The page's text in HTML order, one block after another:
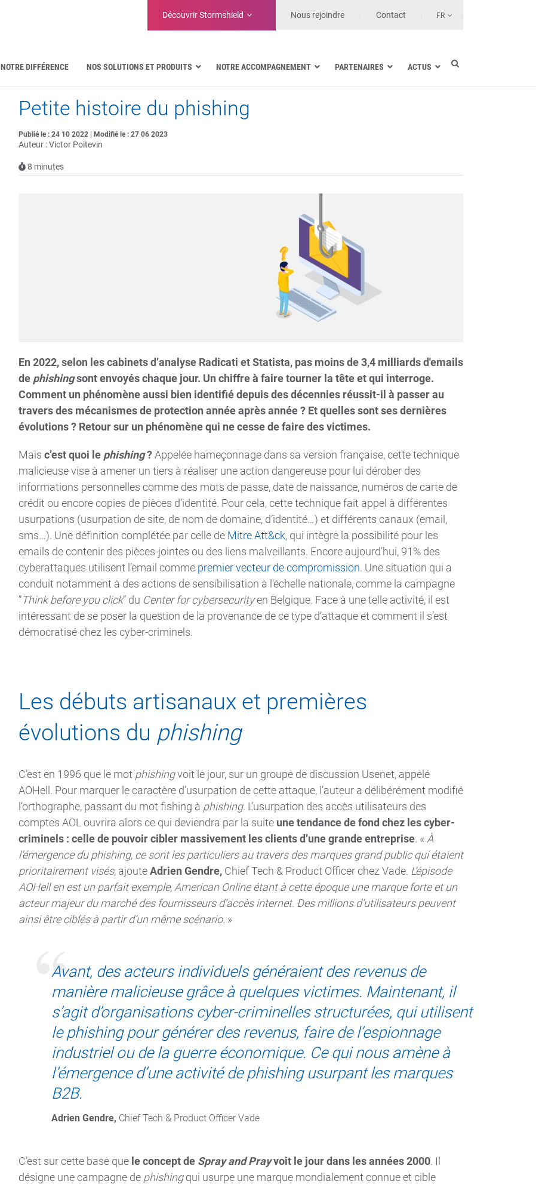
Découvrir Stormshield Nous rejoindre Contact FR
NOTRE DIFFÉRENCE NOS SOLUTIONS ET PRODUITS
Aéronautique
Administrations publiques
Communications critiques
Facility Management & Warehouse
NOTRE ACCOMPAGNEMENT PARTENAIRES ACTUS
Petite histoire du phishing
Publié le : 24 10 2022 | Modifié le : 27 06 2023
Auteur : Victor Poitevin
8 minutes
En 2022, selon les cabinets d’analyse Radicati et Statista, pas moins de 3,4 milliards d'emails
de phishingsont envoyés chaque jour. Un chiffre à faire tourner la tête et qui interroge.
Comment un phénomène aussi bien identifié depuis des décennies réussit-il à passer au
travers des mécanismes de protection année après année ? Et quelles sont ses dernières
évolutions ? Retour sur un phénomène qui ne cesse de faire des victimes.
Mais c’est quoi le phishing?Appelée hameçonnage dans sa version française, cette technique
malicieuse vise à amener un tiers à réaliser une action dangereuse pour lui dérober des
informations personnelles comme des mots de passe, date de naissance, numéros de carte de
crédit ou encore copies de pièces d’identité. Pour cela, cette technique fait appel à différentes
usurpations (usurpation de site, de nom de domaine, d’identité…) et différents canaux (email,
sms…). Une définition complétée par celle de Mitre Att&ck, qui intègre la possibilité pour les
emails de contenir des pièces-jointes ou des liens malveillants. Encore aujourd’hui, 91% des
cyberattaques utilisent l’email comme premier vecteur de compromission. Une situation qui a
conduit notamment à des actions de sensibilisation à l’échelle nationale, comme la campagne
“Think before you click” du Center for cybersecurityen Belgique. Face à une telle activité, il est
intéressant de se poser la question de la provenance de ce type d’attaque et comment il s’est
démocratisé chez les cyber-criminels.
Les débuts artisanaux et premières
évolutions du phishing
C’est en 1996 que le mot phishingvoit le jour, sur un groupe de discussion Usenet, appelé
AOHell. Pour marquer le caractère d’usurpation de cette attaque, l’auteur a délibérément modifié
l’orthographe, passant du mot fishing à phishing. L’usurpation des accès utilisateurs des
comptes AOL ouvrira alors ce qui deviendra par la suite une tendance de fond chez les cyber-
criminels : celle de pouvoir cibler massivement les clients d’une grande entreprise. « À
l’émergence du phishing, ce sont les particuliers au travers des marques grand public qui étaient
prioritairement visés, ajouteAdrien Gendre, Chief Tech & Product Officer chez Vade. L’épisode
AOHell en est un parfait exemple, American Online étant à cette époque une marque forte et un
acteur majeur du marché des fournisseurs d’accès internet. Des millions d’utilisateurs peuvent
ainsi être ciblés à partir d’un même scénario. »
Avant, des acteurs individuels généraient des revenus de
manière malicieuse grâce à quelques victimes. Maintenant, il
s’agit d’organisations cyber-criminelles structurées, qui utilisent
le phishing pour générer des revenus, faire de l’espionnage
industriel ou de la guerre économique. Ce qui nous amène à
l’émergence d’une activité de phishing usurpant les marques
B2B.
Adrien Gendre, Chief Tech & Product Officer Vade
C’est sur cette base que le concept de Spray and Prayvoit le jour dans les années 2000. Il
désigne une campagne de phishingqui usurpe une marque mondialement connue et cible